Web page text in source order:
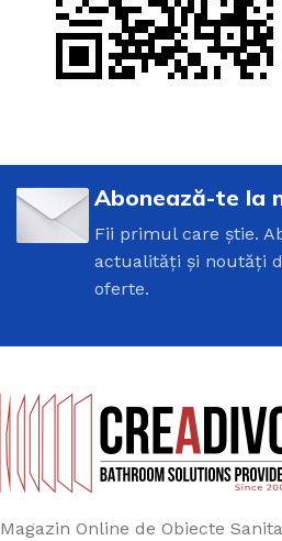
Abonează-te la
Fii primul care știe.
actualități și noutăți
oferte.
Magazin Online de Obiecte